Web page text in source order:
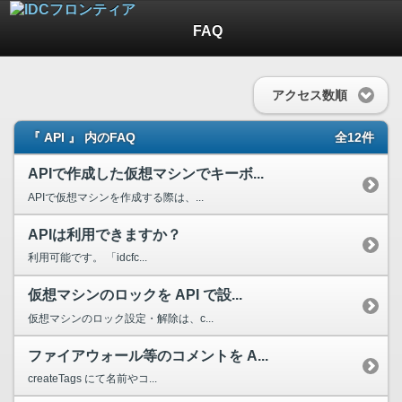
FAQ
アクセス数順
『 API 』 内のFAQ 全12件
APIで作成した仮想マシンでキーボ...
APIで仮想マシンを作成する際は、...
APIは利用できますか？
利用可能です。 「idcfc...
仮想マシンのロックを API で設...
仮想マシンのロック設定・解除は、c...
ファイアウォール等のコメントを A...
createTags にて名前やコ...